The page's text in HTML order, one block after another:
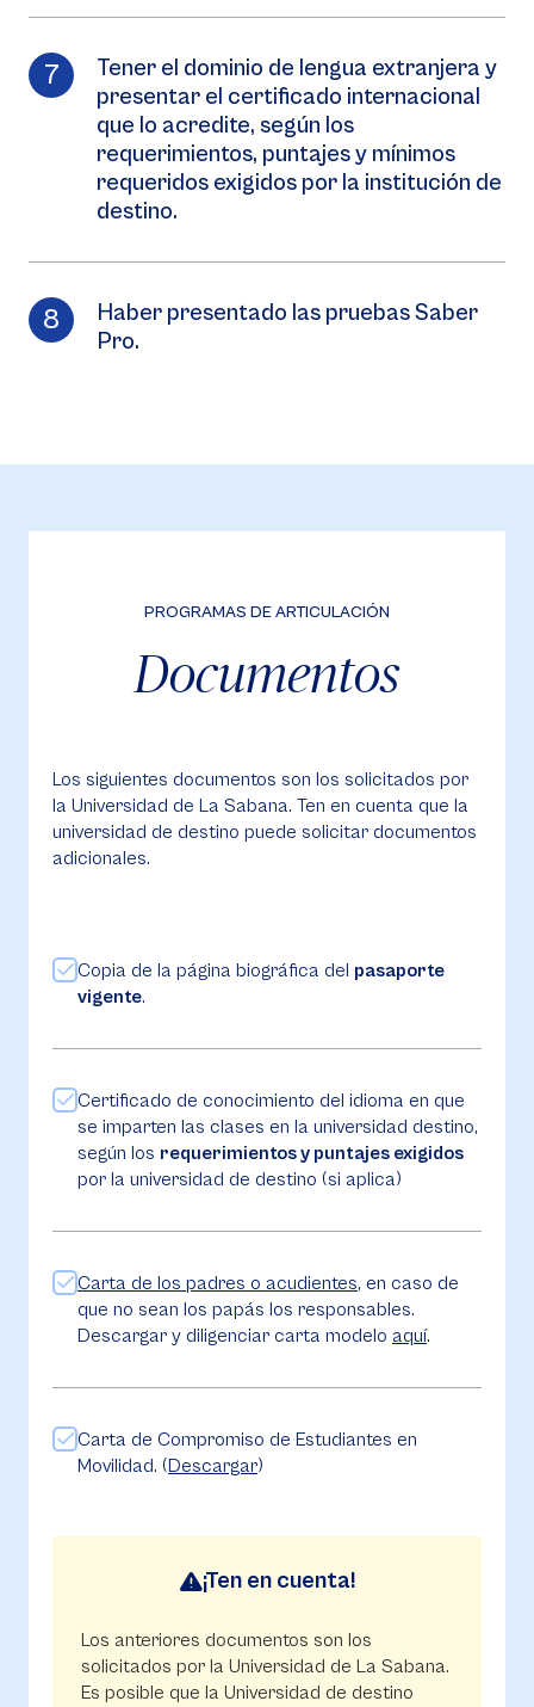
Tener el dominio de lengua extranjera y
presentar el certificado internacional
que lo acredite, según los
requerimientos, puntajes y mínimos
requeridos exigidos por la institución de
destino.
Haber presentado las pruebas Saber
Pro.
PROGRAMAS DE ARTICULACIÓN
Documentos
Los siguientes documentos son los solicitados por
la Universidad de La Sabana. Ten en cuenta que la
universidad de destino puede solicitar documentos
adicionales.
Copia de la página biográfica del pasaporte
vigente.
Certificado de conocimiento del idioma en que
se imparten las clases en la universidad destino,
según los requerimientos y puntajes exigidos
por la universidad de destino (si aplica)
Carta de los padres o acudientes, en caso de
que no sean los papás los responsables.
Descargar y diligenciar carta modelo aquí.
Carta de Compromiso de Estudiantes en
Movilidad. (Descargar)
¡Ten en cuenta!
Los anteriores documentos son los
solicitados por la Universidad de La Sabana.
Es posible que la Universidad de destino